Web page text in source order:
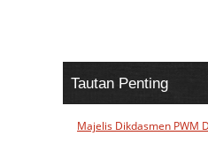
Tautan Penting
Majelis Dikdasmen PWM